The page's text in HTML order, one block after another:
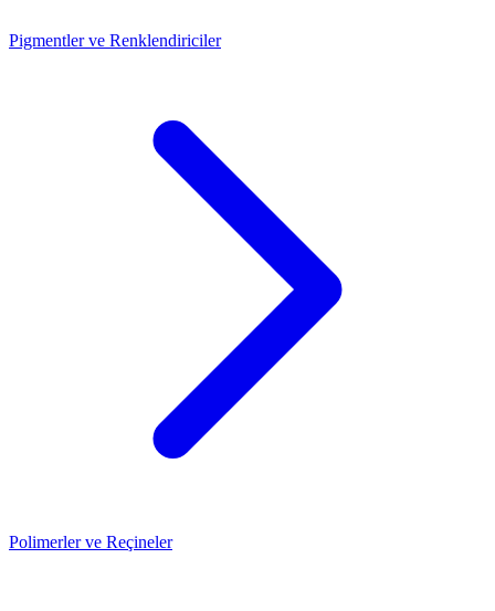
Pigmentler ve Renklendiriciler
Polimerler ve Reçineler